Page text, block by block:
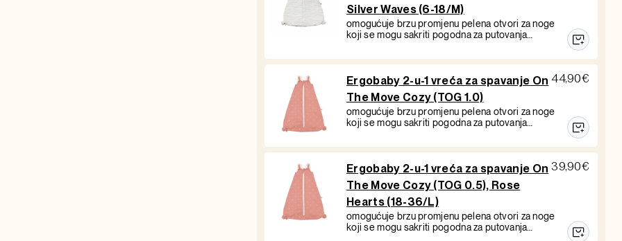
Silver Waves (6-18/M)
omogućuje brzu promjenu pelena otvori za noge
koji se mogu sakriti pogodna za putovanja…
Ergobaby 2-u-1 vreća za spavanje On
The Move Cozy (TOG 1.0)
44,90€
omogućuje brzu promjenu pelena otvori za noge
koji se mogu sakriti pogodna za putovanja…
Ergobaby 2-u-1 vreća za spavanje On
The Move Cozy (TOG 0.5), Rose
Hearts (18-36/L)
39,90€
omogućuje brzu promjenu pelena otvori za noge
koji se mogu sakriti pogodna za putovanja…